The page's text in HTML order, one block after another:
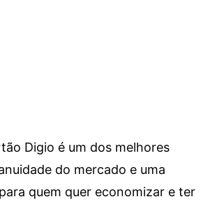
Digio é um dos melhores
do mercado e uma
quem quer economizar e ter